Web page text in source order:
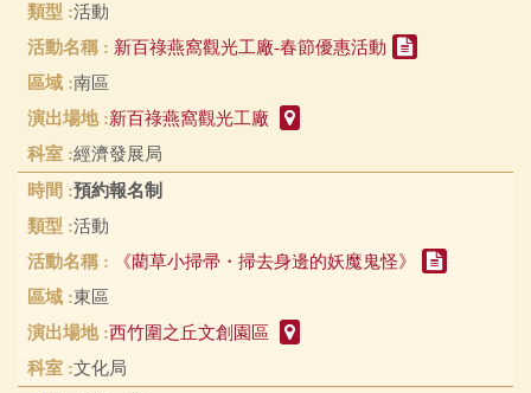
活動
新百祿燕窩觀光工廠-春節優惠活動
南區
新百祿燕窩觀光工廠
經濟發展局
預約報名制
活動
《藺草小掃帚・掃去身邊的妖魔鬼怪》
東區
西竹圍之丘文創園區
文化局